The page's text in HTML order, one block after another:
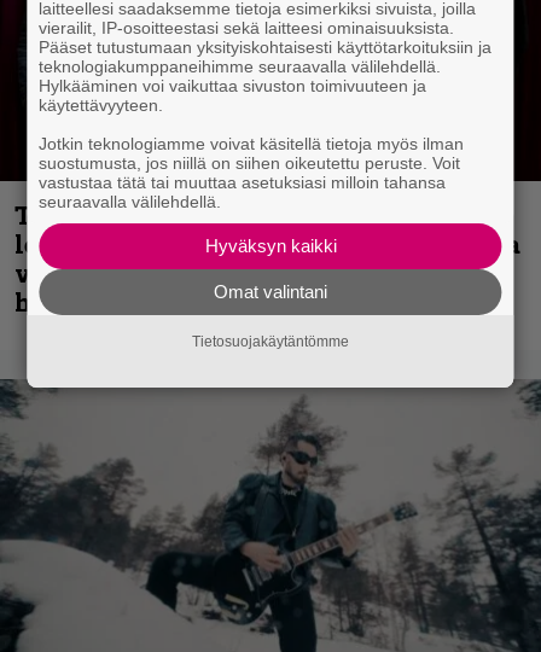
Thrash ’n’ roll -yhtye Madred ryydittää
levyjulkaisua keikkareissulla kuvatulla
videolla – ”Oltiin pakussa kusihädässä
helvetin väsyneenä…”
laitteellesi saadaksemme tietoja esimerkiksi sivuista, joilla
vierailit, IP-osoitteestasi sekä laitteesi ominaisuuksista.
Pääset tutustumaan yksityiskohtaisesti käyttötarkoituksiin ja
teknologiakumppaneihimme seuraavalla välilehdellä.
Hylkääminen voi vaikuttaa sivuston toimivuuteen ja
käytettävyyteen.
Jotkin teknologiamme voivat käsitellä tietoja myös ilman
suostumusta, jos niillä on siihen oikeutettu peruste. Voit
vastustaa tätä tai muuttaa asetuksiasi milloin tahansa
seuraavalla välilehdellä.
Hyväksyn kaikki
Omat valintani
Tietosuojakäytäntömme